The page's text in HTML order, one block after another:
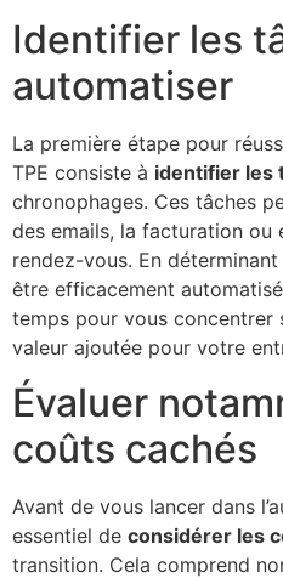
Identifier les
automatiser
La première étape pour
TPE consiste à identifier les
chronophages. Ces tâches
des emails, la facturation ou
rendez-vous. En
être efficacement
temps pour vous
valeur ajoutée pour votre
Évaluer
coûts cachés
Avant de vous lancer dans
essentiel de considérer les
transition. Cela comprend